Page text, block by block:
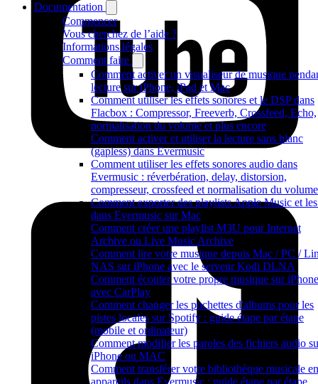
Documentation
Commencer
Vous cherchez de l’aide ?
Informations légales
Comment faire
Comment activer un visualiseur de musique
lecture sur iPhone, iPad et Mac
Comment utiliser les effets sonores et le DSP dans
Flacbox : Compressor, Freeverb, Crossfeed, Echo,
normalisation du volume et plus encore
Comment activer et utiliser la lecture sans blanc
(gapless) dans Evermusic
Comment utiliser les effets sonores audio dans
Evermusic : réverbération, delay, distorsion,
compresseur, crossfeed et normalisation du volume
Comment exporter des playlists Apple Music et
dans Evermusic sur Mac
Comment créer une playlist M3U pour Internet
Archive ou Live Music Archive
Comment lire votre musique depuis Mac / PC /
NAS sur iPhone avec le serveur Kodi DLNA
Comment écouter votre propre musique sur iPhone
avec CarPlay
Comment changer les pochettes d'albums pour les
pistes locales sur Spotify : guide étape par étape
(mobile et ordinateur)
Comment modifier les paroles des fichiers audio
iPhone ou MAC
Comment transférer votre bibliothèque musicale
appareils dans Evermusic : guide étape par étape